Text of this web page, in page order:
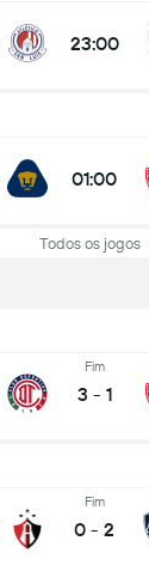
23:00
01:00
Todos os jogos
Fim
3 - 1
Fim
0 - 2